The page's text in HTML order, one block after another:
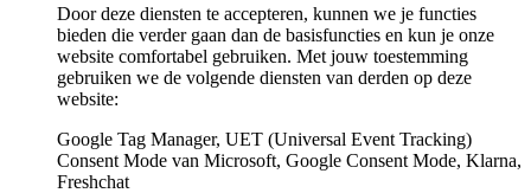
Door deze diensten te accepteren, kunnen we je functies
bieden die verder gaan dan de basisfuncties en kun je onze
website comfortabel gebruiken. Met jouw toestemming
gebruiken we de volgende diensten van derden op deze
website:
Google Tag Manager, UET (Universal Event Tracking)
Consent Mode van Microsoft, Google Consent Mode, Klarna,
Freshchat